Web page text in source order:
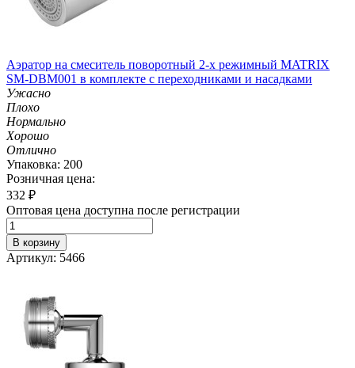
Аэратор на смеситель поворотный 2-х режимный MATRIX
SM-DBM001 в комплекте с переходниками и насадками
Ужасно
Плохо
Нормально
Хорошо
Отлично
Упаковка: 200
Розничная цена:
332 ₽
Оптовая цена доступна после регистрации
В корзину
Артикул: 5466